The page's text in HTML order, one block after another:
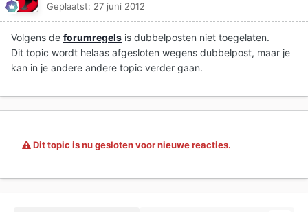
Geplaatst: 27 juni 2012
Volgens de forumregels is dubbelposten niet toegelaten.
Dit topic wordt helaas afgesloten wegens dubbelpost, maar je
kan in je andere andere topic verder gaan.
Dit topic is nu gesloten voor nieuwe reacties.